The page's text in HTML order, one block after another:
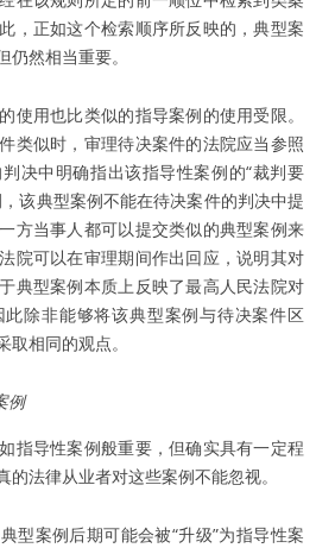
，正如这个检索顺序所反映的，典型案
然相当重要。
使用也比类似的指导案例的使用受限。
类似时，审理待决案件的法院应当参照
决中明确指出该指导性案例的“裁判要
该典型案例不能在待决案件的判决中提
方当事人都可以提交类似的典型案例来
院可以在审理期间作出回应，说明其对
典型案例本质上反映了最高人民法院对
除非能够将该典型案例与待决案件区
相同的观点。
例
指导性案例般重要，但确实具有一定程
法律从业者对这些案例不能忽视。
型案例后期可能会被“升级”为指导性案